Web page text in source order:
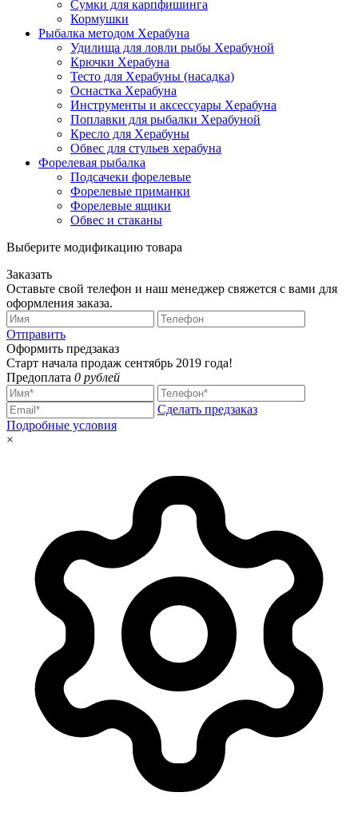
Сумки для карпфишинга
Кормушки
Рыбалка методом Херабуна
Удилища для ловли рыбы Херабуной
Крючки Херабуна
Тесто для Херабуны (насадка)
Оснастка Херабуна
Инструменты и аксессуары Херабуна
Поплавки для рыбалки Херабуной
Кресло для Херабуны
Обвес для стульев херабуна
Форелевая рыбалка
Подсачеки форелевые
Форелевые приманки
Форелевые ящики
Обвес и стаканы
Выберите модификацию товара
Заказать
Оставьте свой телефон и наш менеджер свяжется с вами для
оформления заказа.
Отправить
Оформить предзаказ
Старт начала продаж сентябрь 2019 года!
Предоплата 0 рублей
Сделать предзаказ
Подробные условия
×